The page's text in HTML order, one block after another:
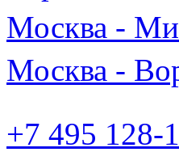
Москва -
Москва -
+7 495 128-